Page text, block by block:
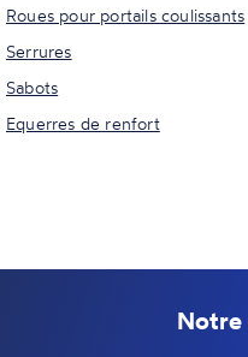
Roues pour portails coulissants
Serrures
Sabots
Equerres de renfort
Notre